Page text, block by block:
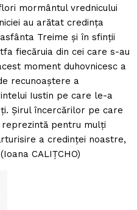
mormântul vrednicului
au arătat credinţa
Treime şi în sfinţii
fiecăruia din cei care s-au
moment duhovnicesc a
recunoaştere a
Iustin pe care le-a
Şirul încercărilor pe care
pentru mulţi
a credinţei noastre,
CALIŢCHO)